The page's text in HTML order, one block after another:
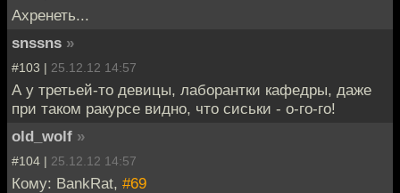
Ахренеть...
snssns »
#103 | 25.12.12 14:57
А у третьей-то девицы, лаборантки кафедры, даже
при таком ракурсе видно, что сиськи - о-го-го!
old_wolf »
#104 | 25.12.12 14:57
Кому: BankRat, #69